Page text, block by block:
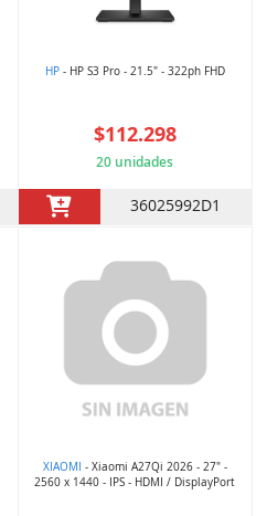
HP- HP S3 Pro - 21.5" - 322ph FHD
$112.298
20 unidades
36025992D1
XIAOMI - Xiaomi A27Qi 2026 - 27" -
2560 x 1440 - IPS - HDMI / DisplayPort